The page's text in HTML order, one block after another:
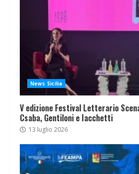
News Sicilia
V edizione Festival Letterario
Csaba, Gentiloni e Iacchetti
13 luglio 2026